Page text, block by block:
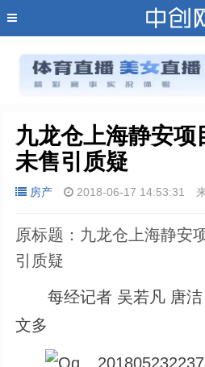
九龙仓上海静安项
未售引质疑
房产 2018-06-17 14:53:31
原标题：九龙仓上海静安
引质疑
每经记者 吴若凡 唐洁
文多